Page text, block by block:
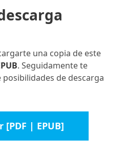
una copia de este
. Seguidamente te
de descarga
[PDF | EPUB]